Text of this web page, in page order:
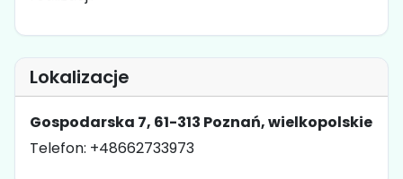
Lokalizacje
Gospodarska 7, 61-313 Poznań, wielkopolskie
Telefon: +48662733973